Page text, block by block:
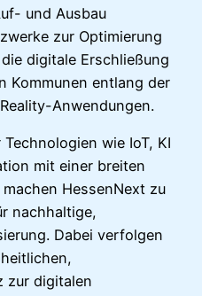
und Ausbau
zur Optimierung
digitale Erschließung
Kommunen entlang der
Anwendungen.
wie IoT, KI
mit einer breiten
HessenNext zu
nachhaltige,
Dabei verfolgen
zur digitalen